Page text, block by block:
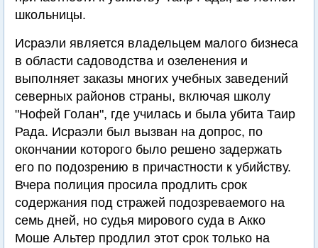
школьницы.
Исраэли является владельцем малого бизнеса
в области садоводства и озеленения и
выполняет заказы многих учебных заведений
северных районов страны, включая школу
"Нофей Голан", где училась и была убита Таир
Рада. Исраэли был вызван на допрос, по
окончании которого было решено задержать
его по подозрению в причастности к убийству.
Вчера полиция просила продлить срок
содержания под стражей подозреваемого на
семь дней, но судья мирового суда в Акко
Моше Альтер продлил этот срок только на